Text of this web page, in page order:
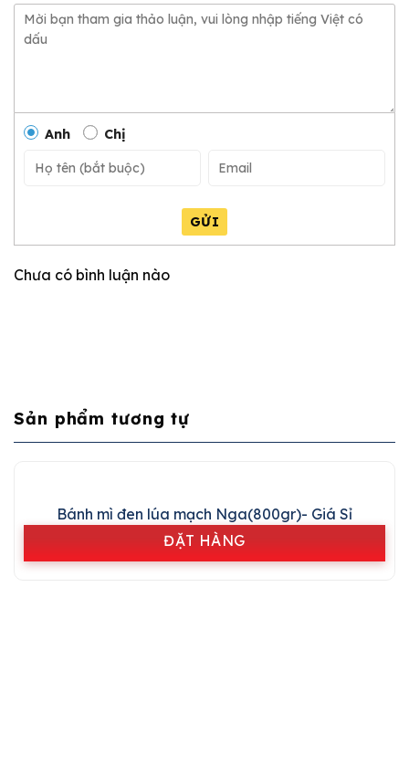
Anh Chị
GỬI
Chưa có bình luận nào
Sản phẩm tương tự
Bánh mì đen lúa mạch Nga(800gr)- Giá Sỉ
ĐẶT HÀNG